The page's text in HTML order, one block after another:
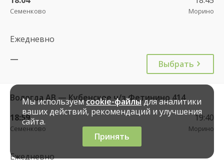
Семенково Морино
Ежедневно
—
Выбрать
Вологда АВ — Кубенское ч/з Фетинино 414
18:59
Семенково
19:40
Морино
Ежедневно
Мы используемcookie-файлыдля аналитики
ваших действий, рекомендаций и улучшения
сайта.
Принять